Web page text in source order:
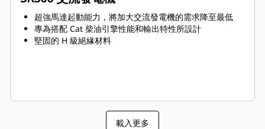
超強馬達起動能力，將加大交流發電機的需求降至最低
專為搭配 Cat 柴油引擎性能和輸出特性所設計
堅固的 H 級絕緣材料
載入更多